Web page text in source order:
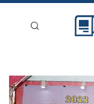
新聞稿分類